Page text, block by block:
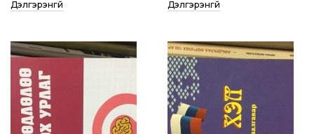
Дэлгэрэнгүй Дэлгэрэнгүй